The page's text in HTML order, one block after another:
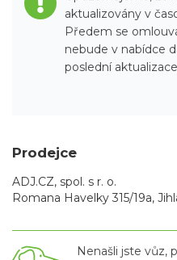
aktualizovány v
Předem se
nebude v nabídce
poslední
Prodejce
ADJ.CZ, spol. s r. o.
Romana Havelky 315/19a,
Nenašli jste vůz,